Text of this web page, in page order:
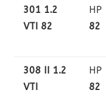
301 1.2
VTI 82
HP
82
308 II 1.2
VTI
HP
82